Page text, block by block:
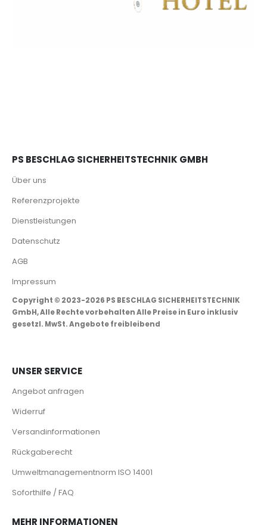
PS BESCHLAG SICHERHEITSTECHNIK GMBH
Über uns
Referenzprojekte
Dienstleistungen
Datenschutz
AGB
Impressum
Copyright © 2023-2026 PS BESCHLAG SICHERHEITSTECHNIK
GmbH, Alle Rechte vorbehalten Alle Preise in Euro inklusiv
gesetzl. MwSt. Angebote freibleibend
UNSER SERVICE
Angebot anfragen
Widerruf
Versandinformationen
Rückgaberecht
Umweltmanagementnorm ISO 14001
Soforthilfe / FAQ
MEHR INFORMATIONEN